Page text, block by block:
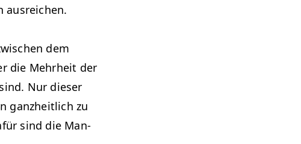
ausreichen.
dem
die Mehrheit der
sind. Nur dieser
ganzheitlich zu
sind die Man­